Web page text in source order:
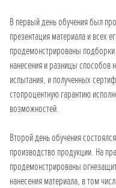
В первый день обучения был
презентация материала и всех
продемонстрированы
нанесения и разницы способов
испытания, и полученных
стопроцентную гарантию
возможностей.
Второй день обучения
производство продукции. На
продемонстрированы
нанесения материала, в том